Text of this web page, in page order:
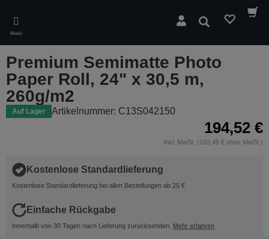
main
content
Menü
Suchen
Premium Semimatte Photo
Paper Roll, 24" x 30,5 m,
260g/m2
Auf Lager Artikelnummer: C13S042150
194,52 €
inkl. MwSt. (163,46 € ohne MwSt.)
Kostenlose Standardlieferung
Kostenlose Standardlieferung bei allen Bestellungen ab 25 €
Einfache Rückgabe
Innerhalb von 30 Tagen nach Lieferung zurücksenden. Mehr erfahren